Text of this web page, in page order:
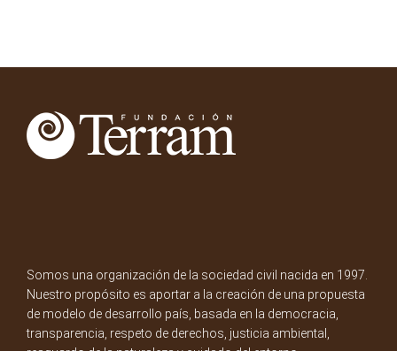
Somos una organización de la sociedad civil nacida en 1997.
Nuestro propósito es aportar a la creación de una propuesta
de modelo de desarrollo país, basada en la democracia,
transparencia, respeto de derechos, justicia ambiental,